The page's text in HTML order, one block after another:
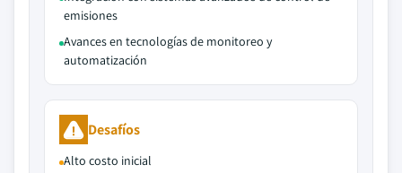
emisiones
Avances en tecnologías de monitoreo y
automatización
Desafíos
Alto costo inicial